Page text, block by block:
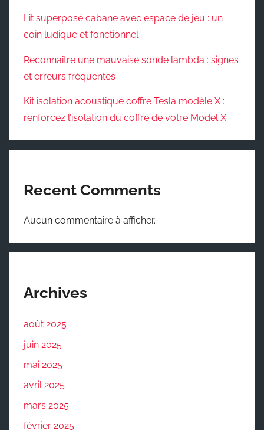
Lit superposé cabane avec espace de jeu : un
coin ludique et fonctionnel
Reconnaître une mauvaise sonde lambda : signes
et erreurs fréquentes
Kit isolation acoustique coffre Tesla modèle X :
renforcez l’isolation du coffre de votre Model X
Recent Comments
Aucun commentaire à afficher.
Archives
août 2025
juin 2025
mai 2025
avril 2025
mars 2025
février 2025